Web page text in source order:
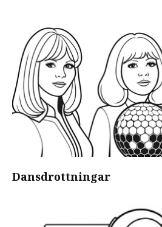
Dansdrottningar